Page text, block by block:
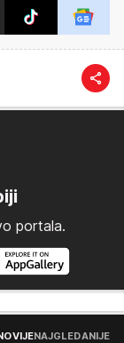
portala.
NAJGLEDANIJE